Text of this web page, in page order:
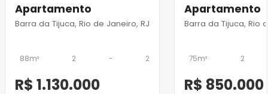
Apartamento
Barra da Tijuca, Rio de Janeiro, RJ
88m² 2 - 2
R$ 1.130.000
Apartamento
Barra da Tijuca, Rio
75m² 2
R$ 850.000